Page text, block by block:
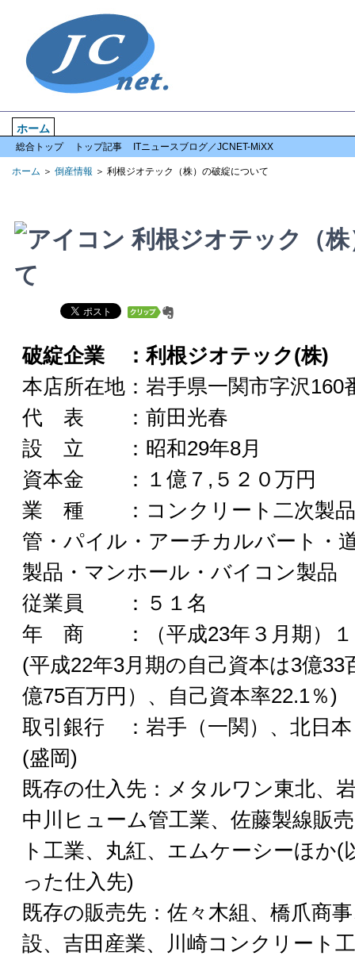
ホーム
総合トップ トップ記事 ITニュースブログ／JCNET-MiXX
ホーム ＞ 倒産情報 ＞ 利根ジオテック（株）の破綻について
利根ジオテック（
て
破綻企業 ：利根ジオテック(株)
本店所在地：岩手県一関市字沢160
代 表 ：前田光春
設 立 ：昭和29年8月
資本金 ：１億７,５２０万円
業 種 ：コンクリート二次製品
管・パイル・アーチカルバート・
製品・マンホール・バイコン製品
従業員 ：５１名
年 商 ：（平成23年３月期）１
(平成22年3月期の自己資本は3億33
億75百万円）、自己資本率22.1％)
取引銀行 ：岩手（一関）、北日
(盛岡)
既存の仕入先：メタルワン東北、
中川ヒューム管工業、佐藤製線販
ト工業、丸紅、エムケーシーほか(
った仕入先)
既存の販売先：佐々木組、橋爪商
設、吉田産業、川崎コンクリート